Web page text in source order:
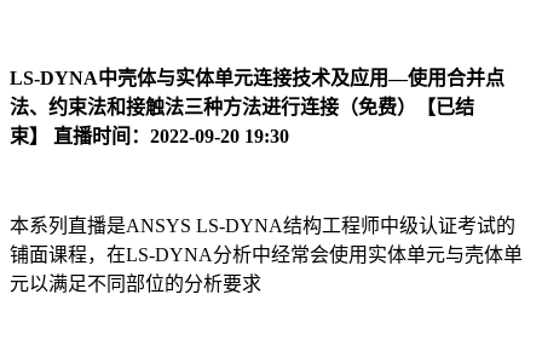
LS-DYNA中壳体与实体单元连接技术及应用—使用合并点
法、约束法和接触法三种方法进行连接 （免费）
【已结
束】 直播时间：2022-09-20 19:30
本系列直播是ANSYS LS-DYNA结构工程师中级认证考试的
铺面课程，在LS-DYNA分析中经常会使用实体单元与壳体单
元以满足不同部位的分析要求